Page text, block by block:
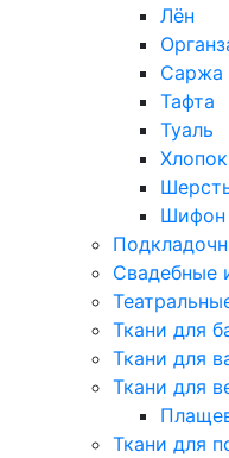
Лён
Органза
Саржа
Тафта
Туаль
Хлопок
Шерсть
Шифон
Свадебные и
Театральные
Ткани для
Ткани для
Ткани для
Ткани для